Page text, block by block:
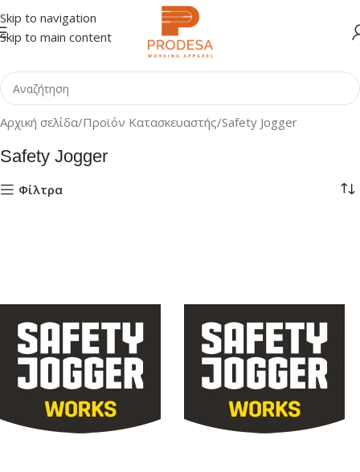
Skip to navigation
Skip to main content
Αρχική σελίδα Προϊόν Κατασκευαστής Safety Jogger
Safety Jogger
Φίλτρα